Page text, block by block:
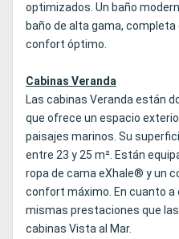
optimizados. Un baño
baño de alta gama,
confort óptimo.
Cabinas Veranda
Las cabinas Veranda están
que ofrece un espacio
paisajes marinos. Su
entre 23 y 25 m². Están
ropa de cama eXhale® y un
confort máximo. En cuanto
mismas prestaciones que
cabinas Vista al Mar.